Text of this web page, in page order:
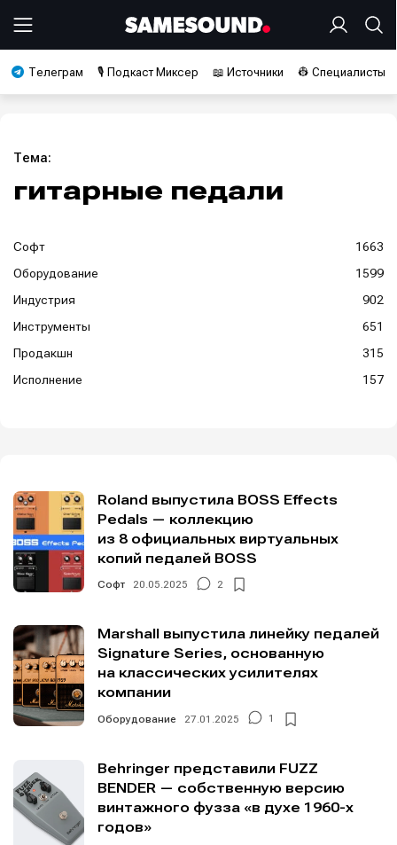
Телеграм 🎙️ Подкаст Миксер 📖 Источники 👷 Специалисты
Тема:
гитарные педали
Софт
1663
Оборудование
1599
Индустрия
902
Инструменты
651
Продакшн
315
Исполнение
157
Roland выпустила BOSS Effects
Pedals — коллекцию
из 8 официальных виртуальных
копий педалей BOSS
Софт 20.05.2025 2
Marshall выпустила линейку педалей
Signature Series, основанную
на классических усилителях
компании
Оборудование 27.01.2025 1
Behringer представили FUZZ
BENDER — собственную версию
винтажного фузза «в духе 1960-х
годов»